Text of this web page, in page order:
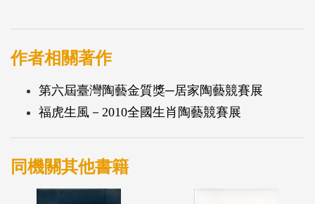
作者相關著作
第六屆臺灣陶藝金質獎─居家陶藝競賽展
福虎生風－2010全國生肖陶藝競賽展
同機關其他書籍